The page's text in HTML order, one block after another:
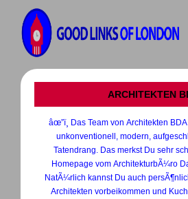
ARCHITEKTEN
âœ”ï¸ Das Team von Architekten
unkonventionell, modern,
Tatendrang. Das merkst Du sehr
Homepage vom ArchitekturbÃ¼ro
NatÃ¼rlich kannst Du auch
Architekten vorbeikommen und